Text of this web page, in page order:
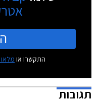
התקשרו או
תגובות